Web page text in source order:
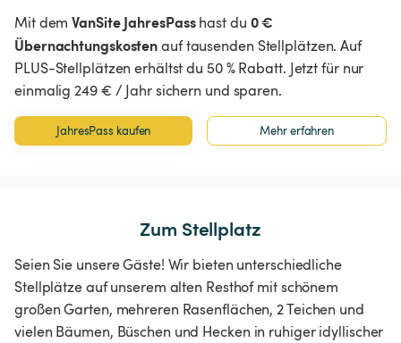
Mit demVanSite JahresPasshast du 0 €
Übernachtungskostenauf tausenden Stellplätzen. Auf
PLUS-Stellplätzen erhältst du 50 % Rabatt. Jetzt für nur
einmalig 249 € / Jahr sichern und sparen.
JahresPass kaufen Mehr erfahren
Zum Stellplatz
Seien Sie unsere Gäste! Wir bieten unterschiedliche
Stellplätze auf unserem alten Resthof mit schönem
großen Garten, mehreren Rasenflächen, 2 Teichen und
vielen Bäumen, Büschen und Hecken in ruhiger idyllischer